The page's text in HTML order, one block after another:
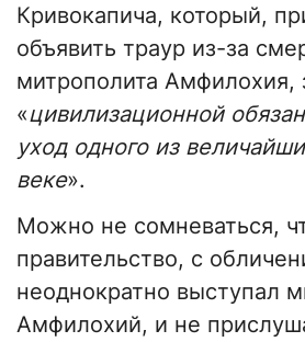
Кривокапича, который,
объявить траур из-за
митрополита Амфилохия,
«цивилизационной
уход одного из
веке».
Можно не сомневаться,
правительство, с
неоднократно выступал
Амфилохий, и не